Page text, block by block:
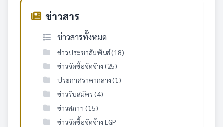
ข่าวสาร
ข่าวสารทั้งหมด
ข่าวประชาสัมพันธ์ (18)
ข่าวจัดซื้อจัดจ้าง (25)
ประกาศราคากลาง (1)
ข่าวรับสมัคร (4)
ข่าวสภาฯ (15)
ข่าวจัดซื้อจัดจ้าง EGP